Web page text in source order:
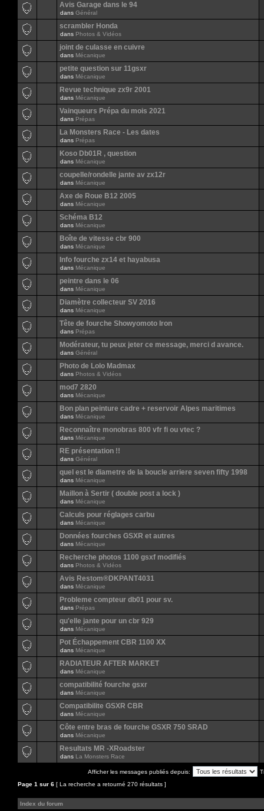
Avis Garage dans le 94
dans Général
scrambler Honda
dans Photos & Vidéos
joint de culasse en cuivre
dans Mécanique
petite question sur 11gsxr
dans Mécanique
Revue technique zx9r 2001
dans Mécanique
Vainqueurs Prépa du mois 2021
dans Prépas
La Monsters Race - Les dates
dans Prépas
Koso Db01R , question
dans Mécanique
coupelle/rondelle jante av zx12r
dans Mécanique
Axe de Roue B12 2005
dans Mécanique
Schéma B12
dans Mécanique
Boîte de vitesse cbr 900
dans Mécanique
Info fourche zx14 et hayabusa
dans Mécanique
peintre dans le 06
dans Mécanique
Diamètre collecteur SV 2016
dans Mécanique
Tête de fourche Showyomoto Iron
dans Prépas
Modérateur, tu peux jeter ce message, merci d avance.
dans Général
Photo de Lolo Madmax
dans Photos & Vidéos
mod7 2820
dans Mécanique
Bon plan peinture cadre + reservoir Alpes maritimes
dans Mécanique
Reconnaître monobras 800 vfr fi ou vtec ?
dans Mécanique
RE présentation !!
dans Général
quel est le diametre de la boucle arriere seven fifty 1998
dans Mécanique
Maillon à Sertir ( double post a lock )
dans Mécanique
Calculs pour réglages carbu
dans Mécanique
Données fourches GSXR et autres
dans Mécanique
Recherche photos 1100 gsxf modifiés
dans Photos & Vidéos
Avis Restom®DKPANT4031
dans Mécanique
Probleme compteur db01 pour sv.
dans Prépas
qu'elle jante pour un cbr 929
dans Mécanique
Pot Échappement CBR 1100 XX
dans Mécanique
RADIATEUR AFTER MARKET
dans Mécanique
compatibilité fourche gsxr
dans Mécanique
Compatibilite GSXR CBR
dans Mécanique
Côte entre bras de fourche GSXR 750 SRAD
dans Mécanique
Resultats MR -XRoadster
dans La Monsters Race
Afficher les messages publiés depuis:
Page 1 sur 6 [ La recherche a retourné 270 résultats ]
Index du forum